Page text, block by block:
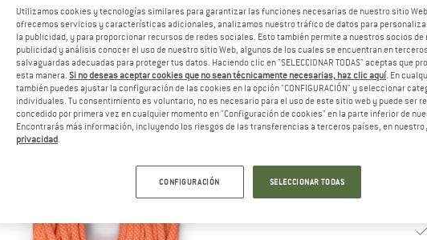
Utilizamos cookies y tecnologías similares para garantizar las funciones necesarias de nuestro sitio
ofrecemos servicios y características adicionales, analizamos nuestro tráfico de datos para
la publicidad, y para proporcionar recursos de redes sociales. Esto también permite a nuestros socios
publicidad y análisis conocer el uso de nuestro sitio Web, algunos de los cuales se encuentran en
salvaguardas adecuadas para proteger tus datos. Haciendo clic en "SELECCIONAR TODAS" aceptas que
esta manera. Si no deseas aceptar cookies que no sean técnicamente necesarias, haz clic aquí. En
también puedes ajustar la configuración de las cookies en la opción "CONFIGURACIÓN" y seleccionar
individuales. Tu consentimiento es voluntario, no es necesario para el uso de este sitio web y puede ser
concedido por primera vez en cualquier momento en "Configuración de cookies" en la parte inferior de
Encontrarás más información, incluyendo los riesgos de las transferencias a terceros países, en nuestro
privacidad.
CONFIGURACIÓN SELECCIONAR TODAS